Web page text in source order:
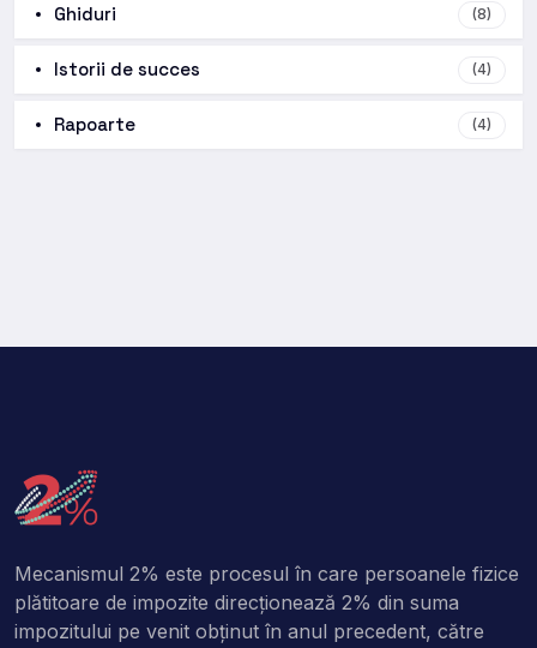
Ghiduri (8)
Istorii de succes (4)
Rapoarte (4)
Mecanismul 2% este procesul în care persoanele fizice
plătitoare de impozite direcţionează 2% din suma
impozitului pe venit obţinut în anul precedent, către